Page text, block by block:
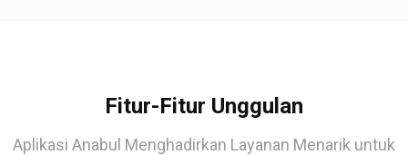
Fitur-Fitur Unggulan
Aplikasi Anabul Menghadirkan Layanan Menarik untuk